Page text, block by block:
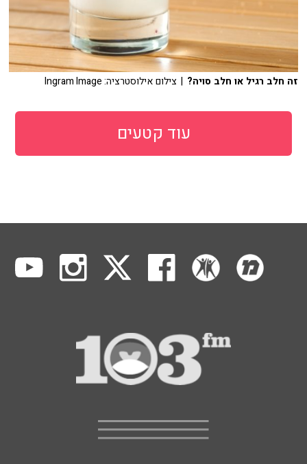
זה חלב רגיל או חלב סויה? | צילום אילוסטרציה: Ingram Image
עוד קטעים